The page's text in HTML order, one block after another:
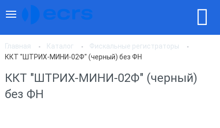
Главная Каталог
Фискальные регистраторы
ККТ "ШТРИХ-МИНИ-02Ф" (черный) без ФН
ККТ "ШТРИХ-МИНИ-02Ф" (черный)
без ФН